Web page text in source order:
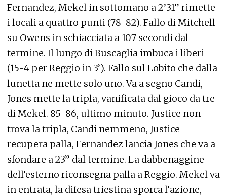
Fernandez, Mekel in sottomano a 2’31” rimette
i locali a quattro punti (78-82). Fallo di Mitchell
su Owens in schiacciata a 107 secondi dal
termine. Il lungo di Buscaglia imbuca i liberi
(15-4 per Reggio in 3’). Fallo sul Lobito che dalla
lunetta ne mette solo uno. Va a segno Candi,
Jones mette la tripla, vanificata dal gioco da tre
di Mekel. 85-86, ultimo minuto. Justice non
trova la tripla, Candi nemmeno, Justice
recupera palla, Fernandez lancia Jones che va a
sfondare a 23” dal termine. La dabbenaggine
dell’esterno riconsegna palla a Reggio. Mekel va
in entrata, la difesa triestina sporca l’azione,